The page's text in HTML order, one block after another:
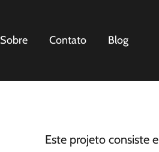
Sobre Contato Blog
Este projeto consiste